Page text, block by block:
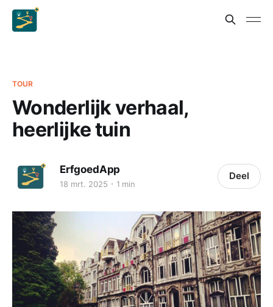
TOUR
Wonderlijk verhaal,
heerlijke tuin
ErfgoedApp
18 mrt. 2025 1 min
Deel